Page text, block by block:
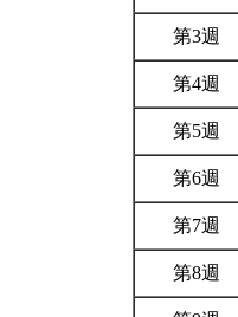
第3週
第4週
第5週
第6週
第7週
第8週